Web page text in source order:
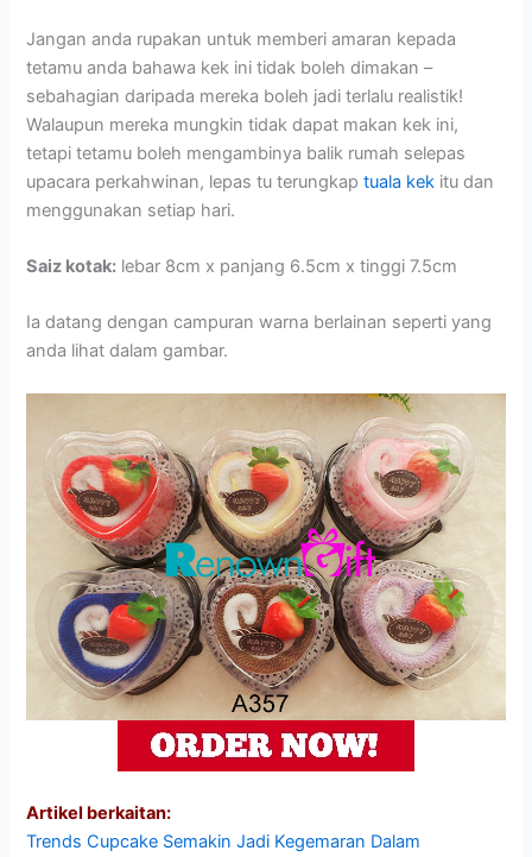
Jangan anda rupakan untuk memberi amaran kepada
tetamu anda bahawa kek ini tidak boleh dimakan –
sebahagian daripada mereka boleh jadi terlalu realistik!
Walaupun mereka mungkin tidak dapat makan kek ini,
tetapi tetamu boleh mengambinya balik rumah selepas
upacara perkahwinan, lepas tu terungkaptuala kek itu dan
menggunakan setiap hari.
Saiz kotak: lebar 8cm x panjang 6.5cm x tinggi 7.5cm
Ia datang dengan campuran warna berlainan seperti yang
anda lihat dalam gambar.
Artikel berkaitan:
Trends Cupcake Semakin Jadi Kegemaran Dalam